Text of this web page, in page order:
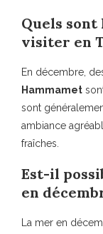
Quels
visiter en
En décembre,
Hammamet
sont
ambiance
fraîches.
Est-il
en
La mer en